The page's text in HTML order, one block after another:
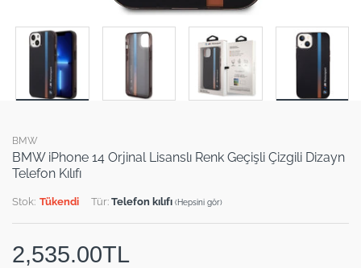
BMW
BMW iPhone 14 Orjinal Lisanslı Renk Geçişli Çizgili Dizayn
Telefon Kılıfı
Stok: Tükendi Tür: Telefon kılıfı (Hepsini gör)
2,535.00TL